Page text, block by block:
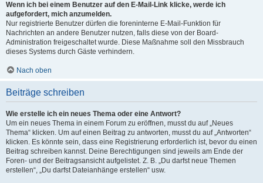
Wenn ich bei einem Benutzer auf den E-Mail-Link klicke, werde ich
aufgefordert, mich anzumelden.
Nur registrierte Benutzer dürfen die foreninterne E-Mail-Funktion für
Nachrichten an andere Benutzer nutzen, falls diese von der Board-
Administration freigeschaltet wurde. Diese Maßnahme soll den Missbrauch
dieses Systems durch Gäste verhindern.
Nach oben
Beiträge schreiben
Wie erstelle ich ein neues Thema oder eine Antwort?
Um ein neues Thema in einem Forum zu eröffnen, musst du auf „Neues
Thema“ klicken. Um auf einen Beitrag zu antworten, musst du auf „Antworten“
klicken. Es könnte sein, dass eine Registrierung erforderlich ist, bevor du einen
Beitrag schreiben kannst. Deine Berechtigungen sind jeweils am Ende der
Foren- und der Beitragsansicht aufgelistet. Z. B. „Du darfst neue Themen
erstellen“, „Du darfst Dateianhänge erstellen“ usw.